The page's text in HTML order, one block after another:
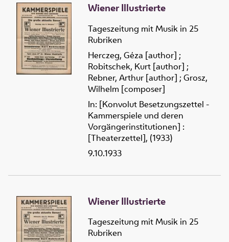
Wiener Illustrierte
Tageszeitung mit Musik in 25
Rubriken
Herczeg, Géza [author] ;
Robitschek, Kurt [author] ;
Rebner, Arthur [author] ; Grosz,
Wilhelm [composer]
In: [Konvolut Besetzungszettel -
Kammerspiele und deren
Vorgängerinstitutionen] :
[Theaterzettel], (1933)
9.10.1933
Wiener Illustrierte
Tageszeitung mit Musik in 25
Rubriken